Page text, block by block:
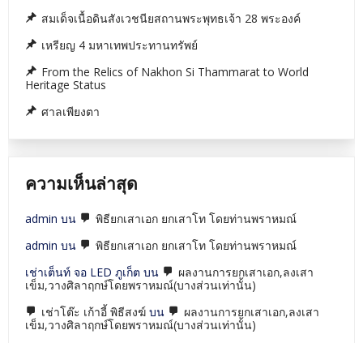
สมเด็จเนื้อดินสังเวชนียสถานพระพุทธเจ้า 28 พระองค์
เหรียญ 4 มหาเทพประทานทรัพย์
From the Relics of Nakhon Si Thammarat to World
Heritage Status
ศาลเพียงตา
ความเห็นล่าสุด
admin บน
พิธียกเสาเอก ยกเสาโท โดยท่านพราหมณ์
admin บน
พิธียกเสาเอก ยกเสาโท โดยท่านพราหมณ์
เช่าเต็นท์ จอ LED ภูเก็ต บน
ผลงานการยกเสาเอก,ลงเสา
เข็ม,วางศิลาฤกษ์โดยพราหมณ์(บางส่วนเท่านั้น)
เช่าโต๊ะ เก้าอี้ พิธีสงฆ์ บน
ผลงานการยกเสาเอก,ลงเสา
เข็ม,วางศิลาฤกษ์โดยพราหมณ์(บางส่วนเท่านั้น)